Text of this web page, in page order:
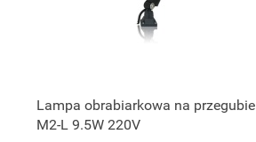
Lampa obrabiarkowa na przegubie
M2-L 9.5W 220V